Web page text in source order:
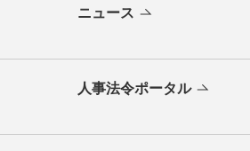
ニュース
人事法令ポータル